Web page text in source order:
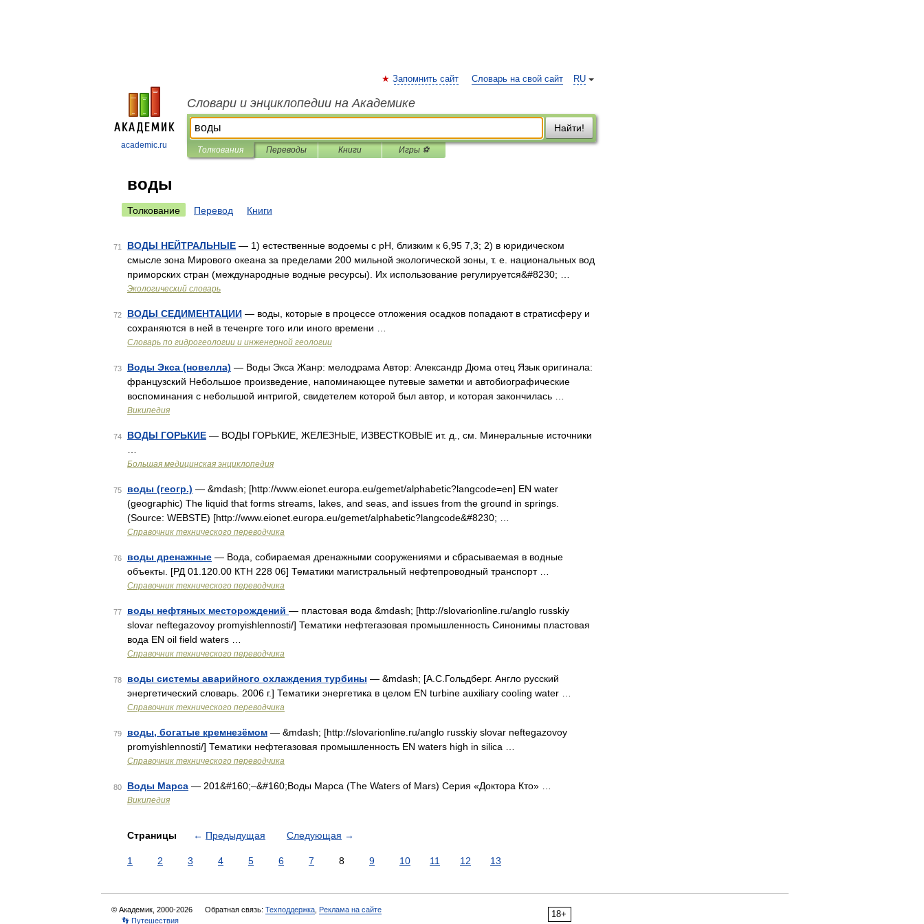
academic.ru
RU
Запомнить сайт Словарь на свой сайт
Словари и энциклопедии на Академике
Найти!
Толкования Переводы Книги Игры ⚽
воды
Толкование Перевод Книги
71 ВОДЫ НЕЙТРАЛЬНЫЕ — 1) естественные водоемы с рН, близким к 6,95 7,3; 2) в юридическом
смысле зона Мирового океана за пределами 200 мильной экологической зоны, т. е. национальных вод
приморских стран (международные водные ресурсы). Их использование регулируется&#8230; …
Экологический словарь
72 ВОДЫ СЕДИМЕНТАЦИИ — воды, которые в процессе отложения осадков попадают в стратисферу и
сохраняются в ней в теченрге того или иного времени …
Словарь по гидрогеологии и инженерной геологии
73 Воды Экса (новелла) — Воды Экса Жанр: мелодрама Автор: Александр Дюма отец Язык оригинала:
французский Небольшое произведение, напоминающее путевые заметки и автобиографические
воспоминания с небольшой интригой, свидетелем которой был автор, и которая закончилась …
Википедия
74 ВОДЫ ГОРЬКИЕ — ВОДЫ ГОРЬКИЕ, ЖЕЛЕЗНЫЕ, ИЗВЕСТКОВЫЕ ит. д., см. Минеральные источники
Большая медицинская энциклопедия
75 воды (геогр.) — &mdash; [http://www.eionet.europa.eu/gemet/alphabetic?langcode=en] EN water
(geographic) The liquid that forms streams, lakes, and seas, and issues from the ground in springs.
(Source: WEBSTE) [http://www.eionet.europa.eu/gemet/alphabetic?langcode&#8230; …
Справочник технического переводчика
76 воды дренажные — Вода, собираемая дренажными сооружениями и сбрасываемая в водные
объекты. [РД 01.120.00 КТН 228 06] Тематики магистральный нефтепроводный транспорт …
Справочник технического переводчика
77 воды нефтяных месторождений — пластовая вода &mdash; [http://slovarionline.ru/anglo russkiy
slovar neftegazovoy promyishlennosti/] Тематики нефтегазовая промышленность Синонимы пластовая
вода EN oil field waters …
Справочник технического переводчика
78 воды системы аварийного охлаждения турбины — &mdash; [А.С.Гольдберг. Англо русский
энергетический словарь. 2006 г.] Тематики энергетика в целом EN turbine auxiliary cooling water …
Справочник технического переводчика
79 воды, богатые кремнезёмом — &mdash; [http://slovarionline.ru/anglo russkiy slovar neftegazovoy
promyishlennosti/] Тематики нефтегазовая промышленность EN waters high in silica …
Справочник технического переводчика
80 Воды Марса — 201&#160;–&#160;Воды Марса (The Waters of Mars) Серия «Доктора Кто» …
Википедия
Страницы ← Предыдущая Следующая →
1 2 3 4 5 6 7 8 9 10 11 12 13
18+
© Академик, 2000-2026 Обратная связь: Техподдержка Реклама на сайте
👣 Путешествия